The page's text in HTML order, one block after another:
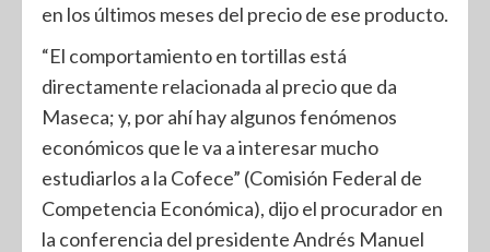
en los últimos meses del precio de ese producto.
“El comportamiento en tortillas está
directamente relacionada al precio que da
Maseca; y, por ahí hay algunos fenómenos
económicos que le va a interesar mucho
estudiarlos a la Cofece” (Comisión Federal de
Competencia Económica), dijo el procurador en
la conferencia del presidente Andrés Manuel